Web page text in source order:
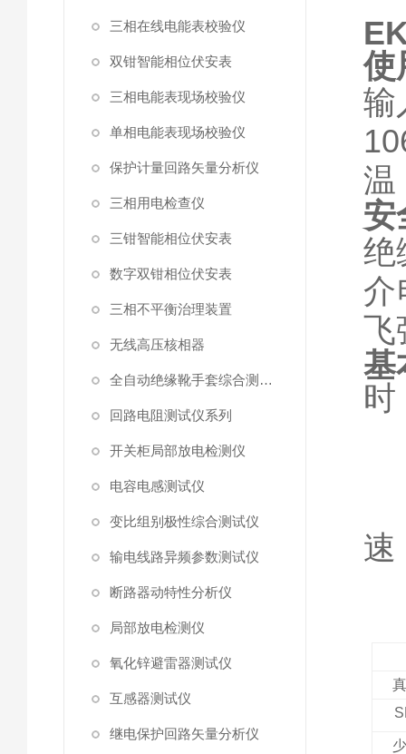
三相在线电能表校验仪
双钳智能相位伏安表
三相电能表现场校验仪
单相电能表现场校验仪
保护计量回路矢量分析仪
三相用电检查仪
三钳智能相位伏安表
数字双钳相位伏安表
三相不平衡治理装置
无线高压核相器
全自动绝缘靴手套综合测试仪
回路电阻测试仪系列
开关柜局部放电检测仪
电容电感测试仪
变比组别极性综合测试仪
输电线路异频参数测试仪
断路器动特性分析仪
局部放电检测仪
氧化锌避雷器测试仪
互感器测试仪
继电保护回路矢量分析仪
使
安
绝
介
飞
基